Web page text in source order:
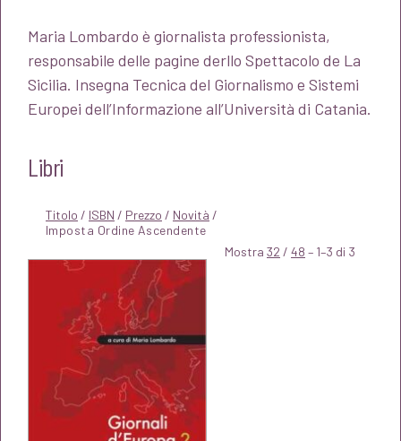
Maria Lombardo è giornalista professionista,
responsabile delle pagine derllo Spettacolo de La
Sicilia. Insegna Tecnica del Giornalismo e Sistemi
Europei dell’Informazione all’Università di Catania.
Libri
Titolo / ISBN / Prezzo / Novità /
Mostra 32 / 48 – 1–3 di 3